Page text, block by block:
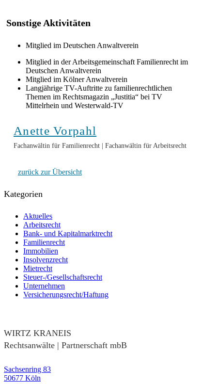
Sonstige Aktivitäten
Mitglied im Deutschen Anwaltverein
Mitglied in der Arbeitsgemeinschaft Familienrecht im
Deutschen Anwaltverein
Mitglied im Kölner Anwaltverein
Langjährige TV-Auftritte zu familienrechtlichen
Themen im Rechtsmagazin „Justitia“ bei TV
Mittelrhein und Westerwald-TV
Anette Vorpahl
Fachanwältin für Familienrecht | Fachanwältin für Arbeitsrecht
zurück zur Übersicht
Kategorien
Aktuelles
Arbeitsrecht
Bank- und Kapitalmarktrecht
Familienrecht
Immobilien
Insolvenzrecht
Mietrecht
Steuer-/Gesellschaftsrecht
Unternehmen
Versicherungsrecht/Haftung
WIRTZ KRANEIS
Rechtsanwälte | Partnerschaft mbB
Sachsenring 83
50677 Köln